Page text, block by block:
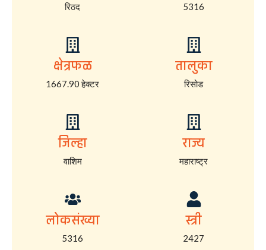
रिठद 5316
क्षेत्रफळ
1667.90 हेक्टर
तालुका
रिसोड
जिल्हा
वाशिम
राज्य
महाराष्ट्र
लोकसंख्या
5316
स्त्री
2427